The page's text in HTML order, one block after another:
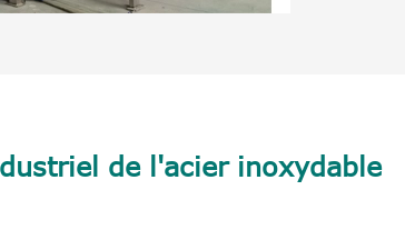
de l'acier inoxydable